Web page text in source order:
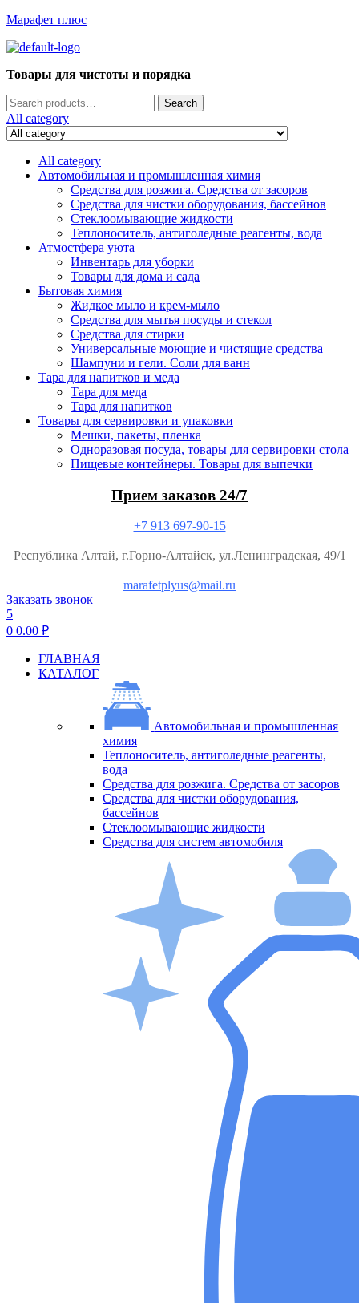
Марафет плюс
Menu
Товары для чистоты и порядка
Search
for:
Search
All category
All category
Автомобильная и промышленная химия
Средства для розжига. Средства от засоров
Средства для чистки оборудования, бассейнов
Стеклоомывающие жидкости
Теплоноситель, антиголедные реагенты, вода
Атмостфера уюта
Инвентарь для уборки
Товары для дома и сада
Бытовая химия
Жидкое мыло и крем-мыло
Средства для мытья посуды и стекол
Средства для стирки
Универсальные моющие и чистящие средства
Шампуни и гели. Соли для ванн
Тара для напитков и меда
Тара для меда
Тара для напитков
Товары для сервировки и упаковки
Мешки, пакеты, пленка
Одноразовая посуда, товары для сервировки стола
Пищевые контейнеры. Товары для выпечки
Прием заказов 24/7
+7 913 697-90-15
Республика Алтай, г.Горно-Алтайск, ул.Ленинградская, 49/1
marafetplyus@mail.ru
Заказать звонок
5
0 0.00 ₽
ГЛАВНАЯ
КАТАЛОГ
Автомобильная и промышленная
химия
МенюТеплоноситель, антиголедные реагенты,
вода
Средства для розжига. Средства от засоров
Средства для чистки оборудования,
бассейнов
Стеклоомывающие жидкости
Средства для систем автомобиля